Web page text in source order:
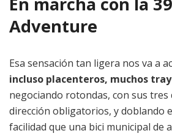
Adventure
Esa sensación tan ligera nos va a
incluso placenteros, muchos
negociando rotondas, con sus tres
dirección obligatorios, y doblando
facilidad que una bici municipal de